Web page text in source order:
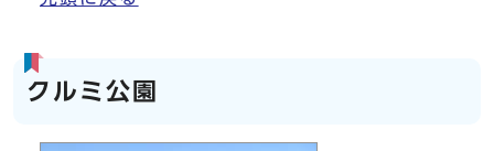
クルミ公園